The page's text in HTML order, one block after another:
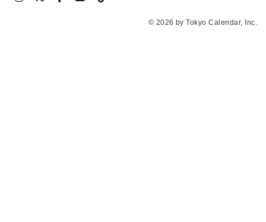
© 2026 by Tokyo Calendar, Inc.